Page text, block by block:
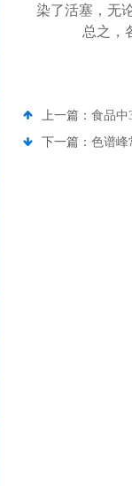
染了活塞，无
总之，
上一篇： 食品中
下一篇： 色谱峰